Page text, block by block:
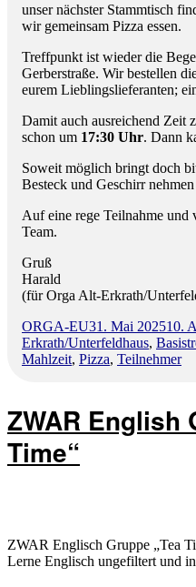
unser nächster Stammtisch
wir gemeinsam Pizza essen.
Treffpunkt ist wieder die
Gerberstraße. Wir bestellen
eurem Lieblingslieferanten;
Damit auch ausreichend Zeit
schon um 17:30 Uhr. Dann
Soweit möglich bringt doch
Besteck und Geschirr
Auf eine rege Teilnahme
Team.
Gruß
Harald
(für Orga Alt-Erkrath/
Autor
ORGA-EUVeröffentlicht
am
31. Mai 202510.
Erkrath/Unterfeldhaus,
Mahlzeit, Pizza, Teilnehmer
ZWAR English
Time“
ZWAR Englisch Gruppe „Tea
Lerne Englisch ungefiltert und